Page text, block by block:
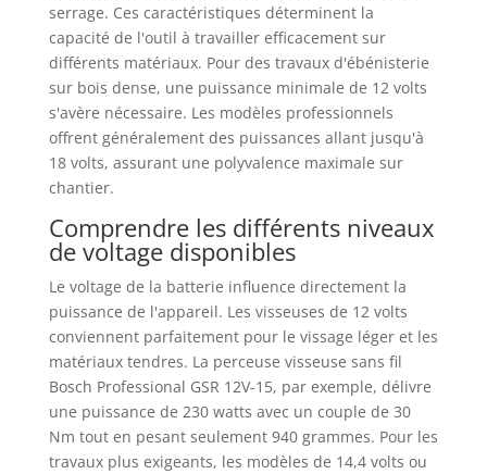
serrage. Ces caractéristiques déterminent la
capacité de l'outil à travailler efficacement sur
différents matériaux. Pour des travaux d'ébénisterie
sur bois dense, une puissance minimale de 12 volts
s'avère nécessaire. Les modèles professionnels
offrent généralement des puissances allant jusqu'à
18 volts, assurant une polyvalence maximale sur
chantier.
Comprendre les différents niveaux
de voltage disponibles
Le voltage de la batterie influence directement la
puissance de l'appareil. Les visseuses de 12 volts
conviennent parfaitement pour le vissage léger et les
matériaux tendres. La perceuse visseuse sans fil
Bosch Professional GSR 12V-15, par exemple, délivre
une puissance de 230 watts avec un couple de 30
Nm tout en pesant seulement 940 grammes. Pour les
travaux plus exigeants, les modèles de 14,4 volts ou